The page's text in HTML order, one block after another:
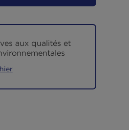
maquereaux
naturel -30% de
sel